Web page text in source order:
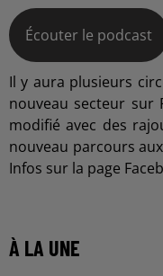
Écouter le podcast
Il y aura plusieurs
nouveau secteur sur
modifié avec des
nouveau parcours
Infos sur la page
À LA UNE